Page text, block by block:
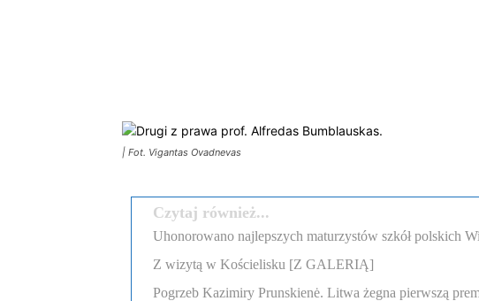
| Fot. Vigantas Ovadnevas
Czytaj również...
Uhonorowano najlepszych maturzystów szkół polskich
Z wizytą w Kościelisku [Z GALERIĄ]
Pogrzeb Kazimiry Prunskienė. Litwa żegna pierwszą